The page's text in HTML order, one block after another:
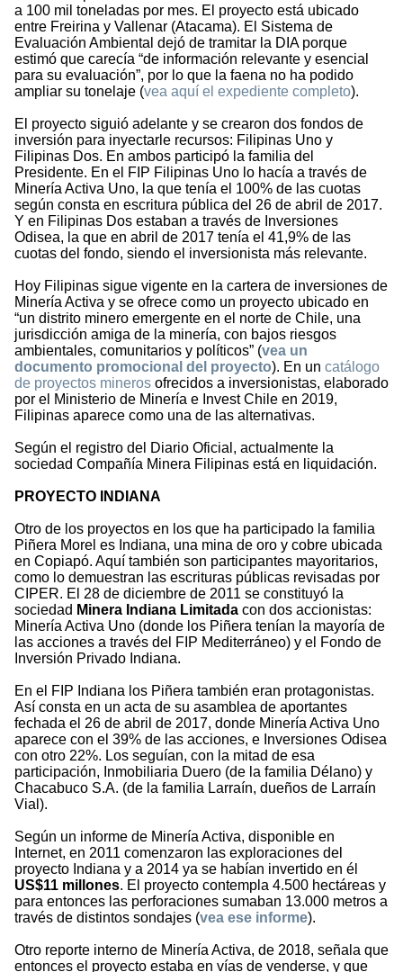
a 100 mil toneladas por mes. El proyecto está ubicado
entre Freirina y Vallenar (Atacama). El Sistema de
Evaluación Ambiental dejó de tramitar la DIA porque
estimó que carecía “de información relevante y esencial
para su evaluación”, por lo que la faena no ha podido
ampliar su tonelaje (vea aquí el expediente completo).
El proyecto siguió adelante y se crearon dos fondos de
inversión para inyectarle recursos: Filipinas Uno y
Filipinas Dos. En ambos participó la familia del
Presidente. En el FIP Filipinas Uno lo hacía a través de
Minería Activa Uno, la que tenía el 100% de las cuotas
según consta en escritura pública del 26 de abril de 2017.
Y en Filipinas Dos estaban a través de Inversiones
Odisea, la que en abril de 2017 tenía el 41,9% de las
cuotas del fondo, siendo el inversionista más relevante.
Hoy Filipinas sigue vigente en la cartera de inversiones de
Minería Activa y se ofrece como un proyecto ubicado en
“un distrito minero emergente en el norte de Chile, una
jurisdicción amiga de la minería, con bajos riesgos
ambientales, comunitarios y políticos” (vea un
documento promocional del proyecto). En un catálogo
de proyectos mineros ofrecidos a inversionistas, elaborado
por el Ministerio de Minería e Invest Chile en 2019,
Filipinas aparece como una de las alternativas.
Según el registro del Diario Oficial, actualmente la
sociedad Compañía Minera Filipinas está en liquidación.
PROYECTO INDIANA
Otro de los proyectos en los que ha participado la familia
Piñera Morel es Indiana, una mina de oro y cobre ubicada
en Copiapó. Aquí también son participantes mayoritarios,
como lo demuestran las escrituras públicas revisadas por
CIPER. El 28 de diciembre de 2011 se constituyó la
sociedad Minera Indiana Limitada con dos accionistas:
Minería Activa Uno (donde los Piñera tenían la mayoría de
las acciones a través del FIP Mediterráneo) y el Fondo de
Inversión Privado Indiana.
En el FIP Indiana los Piñera también eran protagonistas.
Así consta en un acta de su asamblea de aportantes
fechada el 26 de abril de 2017, donde Minería Activa Uno
aparece con el 39% de las acciones, e Inversiones Odisea
con otro 22%. Los seguían, con la mitad de esa
participación, Inmobiliaria Duero (de la familia Délano) y
Chacabuco S.A. (de la familia Larraín, dueños de Larraín
Vial).
Según un informe de Minería Activa, disponible en
Internet, en 2011 comenzaron las exploraciones del
proyecto Indiana y a 2014 ya se habían invertido en él
US$11 millones. El proyecto contempla 4.500 hectáreas y
para entonces las perforaciones sumaban 13.000 metros a
través de distintos sondajes (vea ese informe).
Otro reporte interno de Minería Activa, de 2018, señala que
entonces el proyecto estaba en vías de venderse, y que